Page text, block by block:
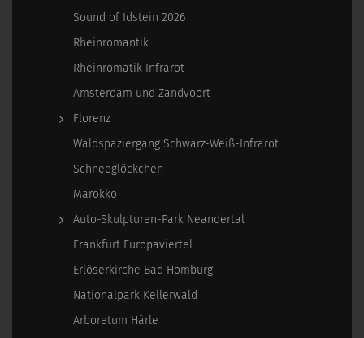
Sound of Idstein 2026
Rheinromantik
Rheinromatik Infrarot
Amsterdam und Zandvoort
Florenz
Waldspaziergang Schwarz-Weiß-Infrarot
Schneeglöckchen
Marokko
Auto-Skulpturen-Park Neandertal
Frankfurt Europaviertel
Erlöserkirche Bad Homburg
Nationalpark Kellerwald
Arboretum Härle